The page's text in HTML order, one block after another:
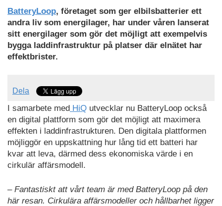
BatteryLoop, företaget som ger elbilsbatterier ett
andra liv som energilager, har under våren lanserat
sitt energilager som gör det möjligt att exempelvis
bygga laddinfrastruktur på platser där elnätet har
effektbrister.
Dela
I samarbete med HiQ utvecklar nu BatteryLoop också
en digital plattform som gör det möjligt att maximera
effekten i laddinfrastrukturen. Den digitala plattformen
möjliggör en uppskattning hur lång tid ett batteri har
kvar att leva, därmed dess ekonomiska värde i en
cirkulär affärsmodell.
– Fantastiskt att vårt team är med BatteryLoop på den
här resan. Cirkulära affärsmodeller och hållbarhet ligger